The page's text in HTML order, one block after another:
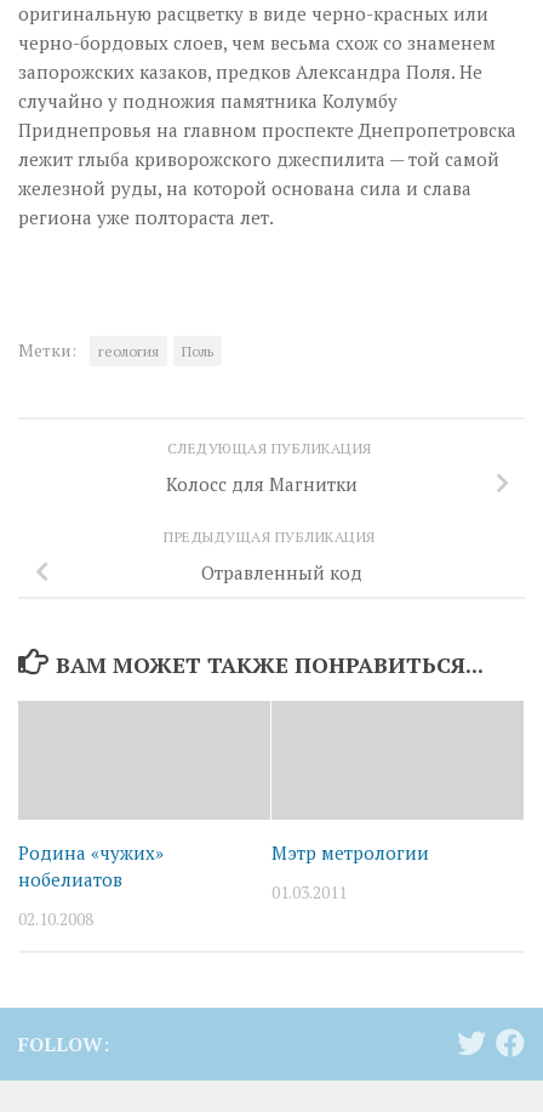
оригинальную расцветку в виде черно-красных или
черно-бордовых слоев, чем весьма схож со знаменем
запорожских казаков, предков Александра Поля. Не
случайно у подножия памятника Колумбу
Приднепровья на главном проспекте Днепропетровска
лежит глыба криворожского джеспилита — той самой
железной руды, на которой основана сила и слава
региона уже полтораста лет.
Метки: геология Поль
СЛЕДУЮЩАЯ ПУБЛИКАЦИЯ
Колосс для Магнитки
ПРЕДЫДУЩАЯ ПУБЛИКАЦИЯ
Отравленный код
ВАМ МОЖЕТ ТАКЖЕ ПОНРАВИТЬСЯ...
Родина «чужих»
нобелиатов
02.10.2008
Мэтр метрологии
01.03.2011
FOLLOW: